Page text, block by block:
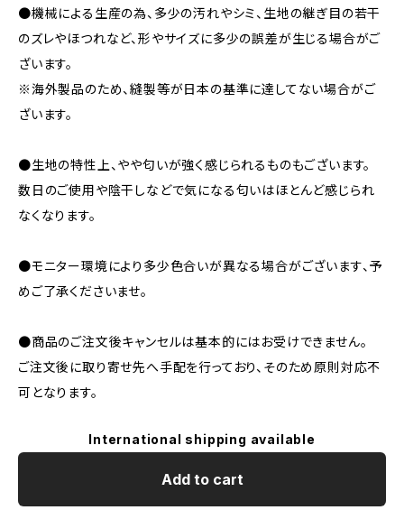
●機械による生産の為、多少の汚れやシミ、生地の継ぎ目の若干
のズレやほつれなど、形やサイズに多少の誤差が生じる場合がご
ざいます。
※海外製品のため、縫製等が日本の基準に達してない場合がご
ざいます。
●生地の特性上、やや匂いが強く感じられるものもございます。
数日のご使用や陰干しなどで気になる匂いはほとんど感じられ
なくなります。
●モニター環境により多少色合いが異なる場合がございます、予
めご了承くださいませ。
●商品のご注文後キャンセルは基本的にはお受けできません。
ご注文後に取り寄せ先へ手配を行っており、そのため原則対応不
可となります。
International shipping available
Add to cart